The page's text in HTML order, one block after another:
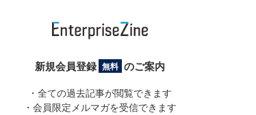
新規会員登録 無料 のご案内
・全ての過去記事が閲覧できます
・会員限定メルマガを受信できます